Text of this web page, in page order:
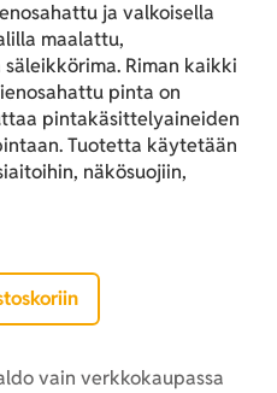
ja valkoisella
maalattu,
Riman kaikki
pinta on
pintakäsittelyaineiden
Tuotetta käytetään
näkösuojiin,
vain verkkokaupassa